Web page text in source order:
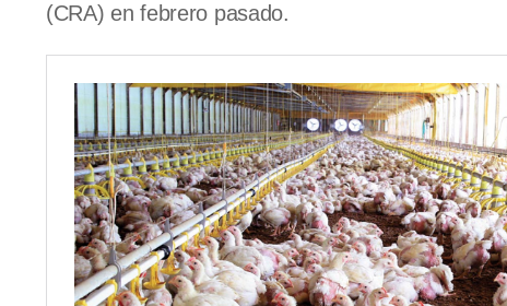
(CRA) en febrero pasado.